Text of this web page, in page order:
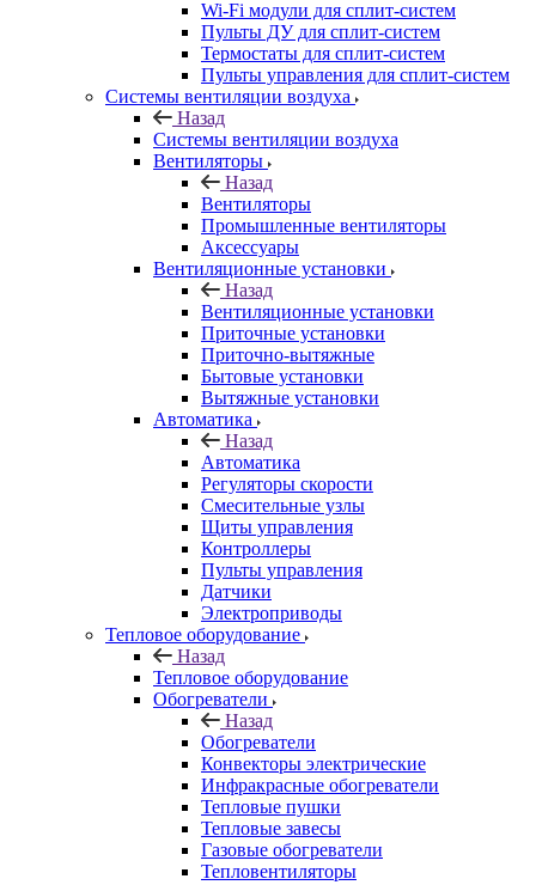
Wi-Fi модули для сплит-систем
Пульты ДУ для сплит-систем
Термостаты для сплит-систем
Пульты управления для сплит-систем
Системы вентиляции воздуха
Назад
Системы вентиляции воздуха
Вентиляторы
Назад
Вентиляторы
Промышленные вентиляторы
Аксессуары
Вентиляционные установки
Назад
Вентиляционные установки
Приточные установки
Приточно-вытяжные
Бытовые установки
Вытяжные установки
Автоматика
Назад
Автоматика
Регуляторы скорости
Смесительные узлы
Щиты управления
Контроллеры
Пульты управления
Датчики
Электроприводы
Тепловое оборудование
Назад
Тепловое оборудование
Обогреватели
Назад
Обогреватели
Конвекторы электрические
Инфракрасные обогреватели
Тепловые пушки
Тепловые завесы
Газовые обогреватели
Тепловентиляторы